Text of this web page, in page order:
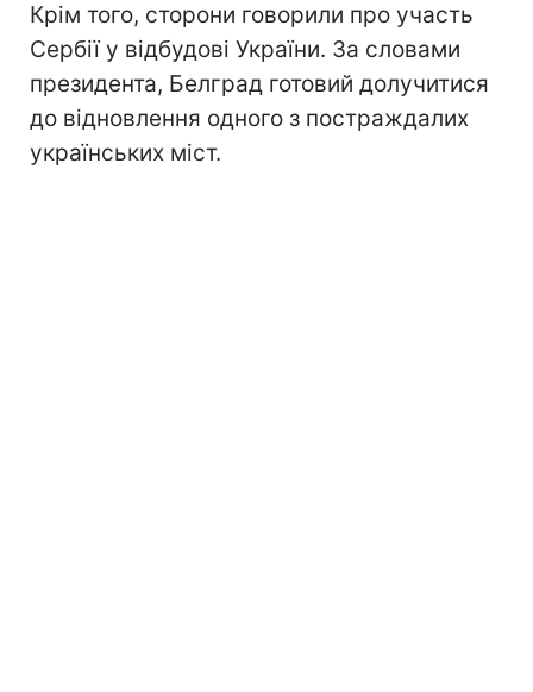
Крім того, сторони говорили про участь
Сербії у відбудові України. За словами
президента, Белград готовий долучитися
до відновлення одного з постраждалих
українських міст.